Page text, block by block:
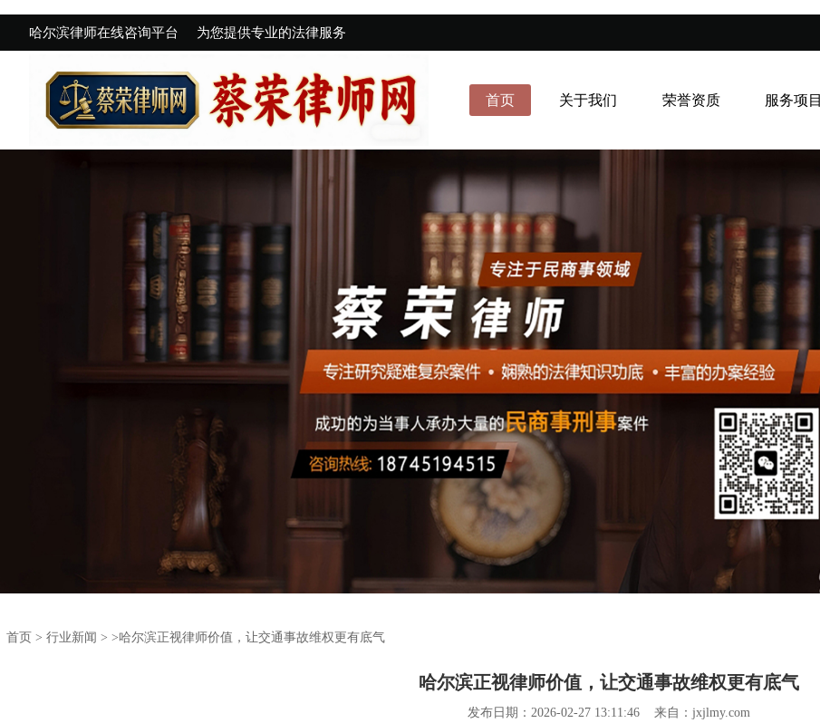
哈尔滨律师在线咨询平台 为您提供专业的法律服务
首页 关于我们 荣誉资质 服务项目
首页 > 行业新闻 > >哈尔滨正视律师价值，让交通事故维权更有底气
哈尔滨正视律师价值，让交通事故维权更有底气
发布日期：2026-02-27 13:11:46 来自：jxjlmy.com